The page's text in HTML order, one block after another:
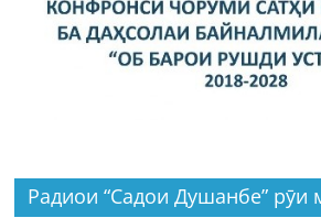
Радиои “Садои Душанбе” рӯи